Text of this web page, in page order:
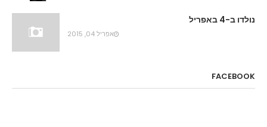
נולדו ב-4 באפריל
אפריל 04, 2015
FACEBOOK